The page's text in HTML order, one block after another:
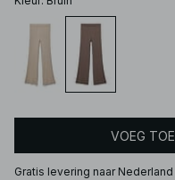
VOEG
Gratis levering naar